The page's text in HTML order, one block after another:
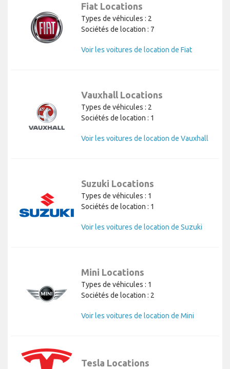
Fiat Locations
Types de véhicules : 2
Sociétés de location : 7
Voir les voitures de location de Fiat
Vauxhall Locations
Types de véhicules : 2
Sociétés de location : 1
Voir les voitures de location de Vauxhall
Suzuki Locations
Types de véhicules : 1
Sociétés de location : 1
Voir les voitures de location de Suzuki
Mini Locations
Types de véhicules : 1
Sociétés de location : 2
Voir les voitures de location de Mini
Tesla Locations